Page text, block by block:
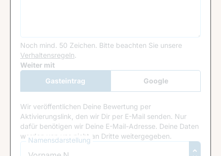
Noch mind. 50 Zeichen. Bitte beachten Sie unsere
Verhaltensregeln.
Google Recaptcha
Weiter mit
Gasteintrag
Google
Anmeldung
Wir veröffentlichen Deine Bewertung per
Aktivierungslink, den wir Dir per E-Mail senden. Nur
dafür benötigen wir Deine E-Mail-Adresse. Deine Daten
werden von uns nicht an Dritte weitergegeben.
Namensdarstellung